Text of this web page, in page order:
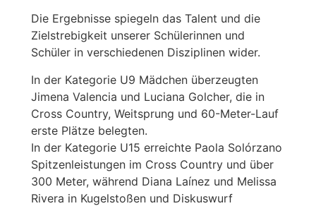
Die Ergebnisse spiegeln das Talent und die
Zielstrebigkeit unserer Schülerinnen und
Schüler in verschiedenen Disziplinen wider.
In der Kategorie U9 Mädchen überzeugten
Jimena Valencia und Luciana Golcher, die in
Cross Country, Weitsprung und 60-Meter-Lauf
erste Plätze belegten.
In der Kategorie U15 erreichte Paola Solórzano
Spitzenleistungen im Cross Country und über
300 Meter, während Diana Laínez und Melissa
Rivera in Kugelstoßen und Diskuswurf